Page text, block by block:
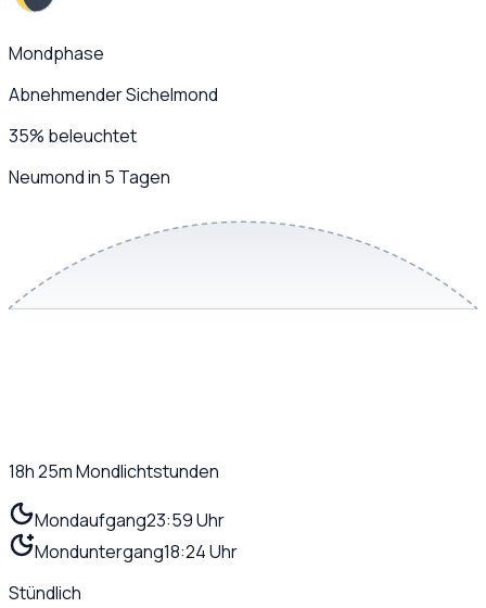
Mondphase
Abnehmender Sichelmond
35% beleuchtet
Neumond in 5 Tagen
18h 25mMondlichtstunden
Mondaufgang23:59 Uhr
Monduntergang18:24 Uhr
Stündlich